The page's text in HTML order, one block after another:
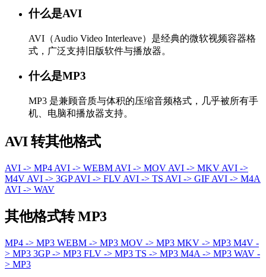
什么是AVI
AVI（Audio Video Interleave）是经典的微软视频容器格
式，广泛支持旧版软件与播放器。
什么是MP3
MP3 是兼顾音质与体积的压缩音频格式，几乎被所有手
机、电脑和播放器支持。
AVI 转其他格式
AVI -> MP4 AVI -> WEBM AVI -> MOV AVI -> MKV AVI ->
M4V AVI -> 3GPAVI -> FLV AVI -> TS AVI -> GIF AVI -> M4A
AVI -> WAV
其他格式转 MP3
MP4 -> MP3 WEBM -> MP3 MOV -> MP3 MKV -> MP3 M4V -
> MP3 3GP -> MP3 FLV -> MP3 TS -> MP3 M4A -> MP3 WAV -
> MP3